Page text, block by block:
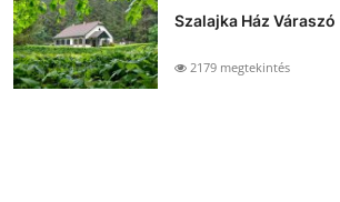
Szalajka Ház Váraszó
2179 megtekintés